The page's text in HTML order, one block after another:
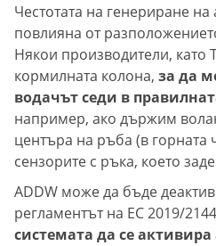
Честотата на генериране
повлияна от
Някои производители, като
кормилната колона, за да
водачът седи в
например, ако държим
центъра на ръба (в горната
сензорите с ръка, което
ADDW може да бъде
регламентът на ЕС 2019/
системата да се